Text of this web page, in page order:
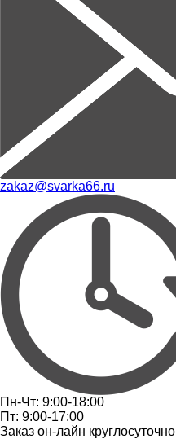
zakaz@svarka66.ru
Пн-Чт: 9:00-18:00
Пт: 9:00-17:00
Заказ он-лайн круглосуточно